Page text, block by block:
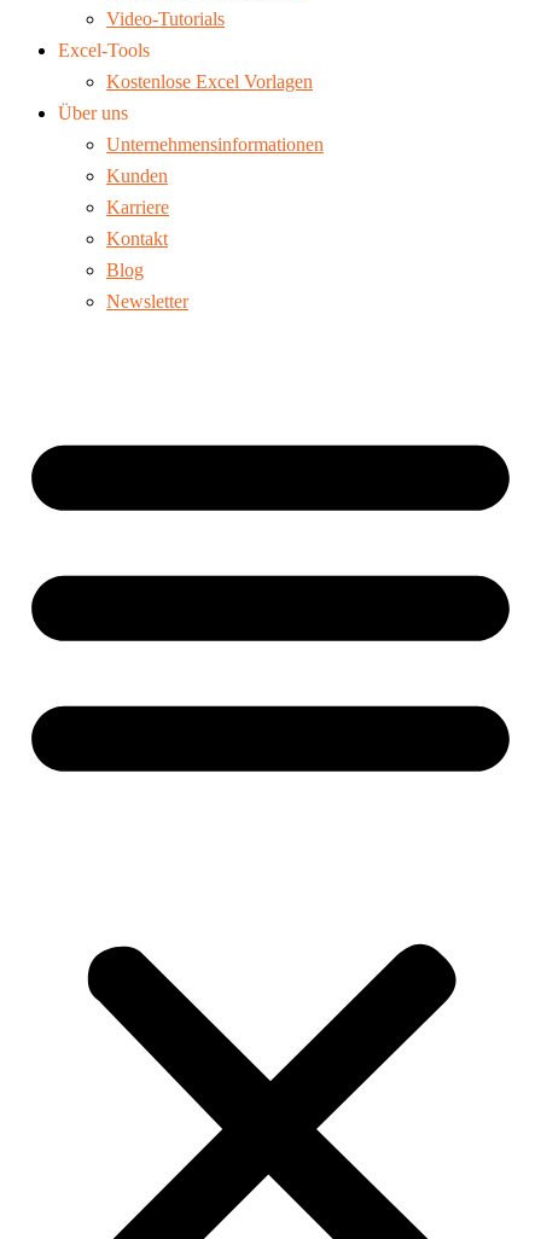
Video-Tutorials
Excel-Tools
Kostenlose Excel Vorlagen
Über uns
Unternehmensinformationen
Kunden
Karriere
Kontakt
Blog
Newsletter